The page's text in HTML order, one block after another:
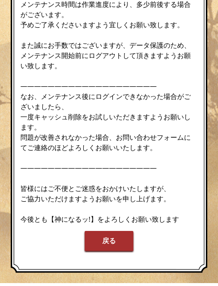
メンテナンス時間は作業進度により、多少前後する場合
がございます。
予めご了承くださいますよう宜しくお願い致します。
また誠にお手数ではございますが、データ保護のため、
メンテナンス開始前にログアウトして頂きますようお願
い致します。
————————————————————
なお、メンテナンス後にログインできなかった場合がご
ざいましたら、
一度キャッシュ削除をお試しいただきますようお願いし
ます。
問題が改善されなかった場合、お問い合わせフォームに
てご連絡のほどよろしくお願いいたします。
————————————————————
皆様にはご不便とご迷惑をおかけいたしますが、
ご協力いただけますようお願いを申し上げます。
今後とも【神になるッ!】をよろしくお願い致します
戻る